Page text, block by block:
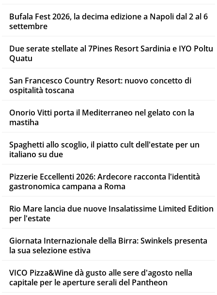
Bufala Fest 2026, la decima edizione a Napoli dal 2 al 6
settembre
Due serate stellate al 7Pines Resort Sardinia e IYO Poltu
Quatu
San Francesco Country Resort: nuovo concetto di
ospitalità toscana
Onorio Vitti porta il Mediterraneo nel gelato con la
mastiha
Spaghetti allo scoglio, il piatto cult dell'estate per un
italiano su due
Pizzerie Eccellenti 2026: Ardecore racconta l'identità
gastronomica campana a Roma
Rio Mare lancia due nuove Insalatissime Limited Edition
per l'estate
Giornata Internazionale della Birra: Swinkels presenta
la sua selezione estiva
VICO Pizza&Wine dà gusto alle sere d'agosto nella
capitale per le aperture serali del Pantheon